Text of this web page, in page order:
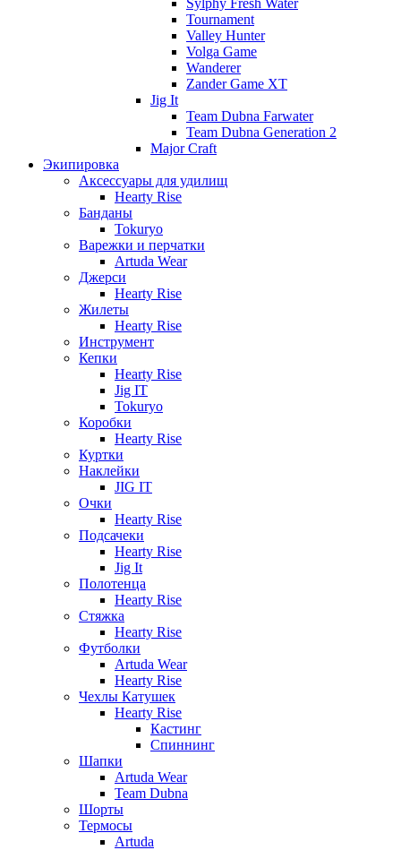
Tournament
Valley Hunter
Volga Game
Wanderer
Zander Game XT
Jig It
Team Dubna Farwater
Team Dubna Generation 2
Major Craft
Экипировка
Аксессуары для удилищ
Hearty Rise
Банданы
Tokuryo
Варежки и перчатки
Artuda Wear
Джерси
Hearty Rise
Жилеты
Hearty Rise
Инструмент
Кепки
Hearty Rise
Jig IT
Tokuryo
Коробки
Hearty Rise
Куртки
Наклейки
JIG IT
Очки
Hearty Rise
Подсачеки
Hearty Rise
Jig It
Полотенца
Hearty Rise
Стяжка
Hearty Rise
Футболки
Artuda Wear
Hearty Rise
Чехлы Катушек
Hearty Rise
Кастинг
Спиннинг
Шапки
Artuda Wear
Team Dubna
Шорты
Термосы
Artuda